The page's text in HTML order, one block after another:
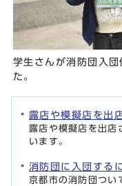
学生さんが消防団入
た。
露店や模擬店を出
露店や模擬店を出店
います。
消防団に入団する
京都市の消防団つい